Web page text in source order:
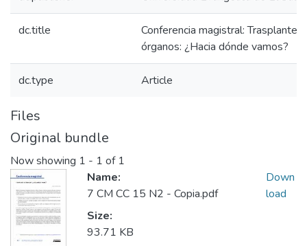
dc.title
Conferencia magistral: Trasplante
órganos: ¿Hacia dónde vamos?
dc.type Article
Files
Original bundle
Now showing 1 - 1 of 1
Name:
7 CM CC 15 N2 - Copia.pdf
Size:
93.71 KB
Down
load